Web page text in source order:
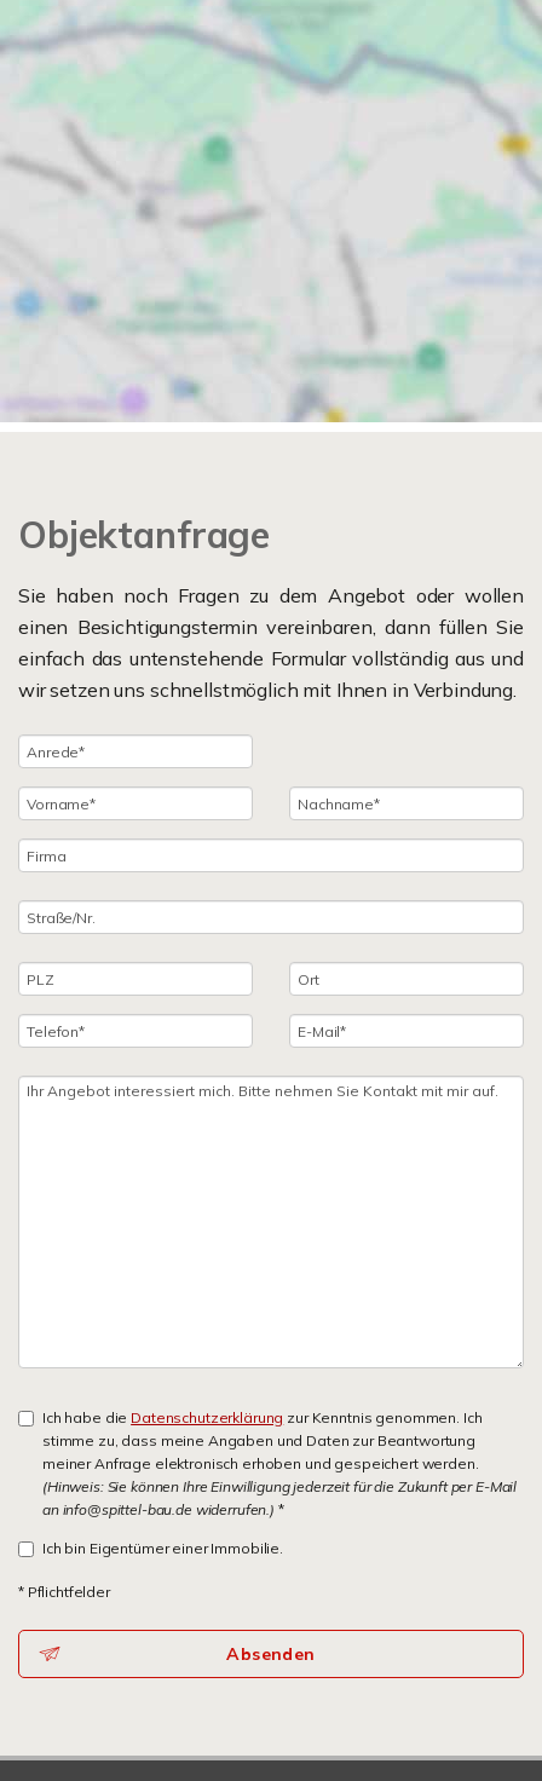
Objektanfrage
Sie haben noch Fragen zu dem Angebot oder wollen
einen Besichtigungstermin vereinbaren, dann füllen Sie
einfach das untenstehende Formular vollständig aus und
wir setzen uns schnellstmöglich mit Ihnen in Verbindung.
Ich habe die Datenschutzerklärung zur Kenntnis genommen. Ich
stimme zu, dass meine Angaben und Daten zur Beantwortung
meiner Anfrage elektronisch erhoben und gespeichert werden.
(Hinweis: Sie können Ihre Einwilligung jederzeit für die Zukunft per E-Mail
an info@spittel-bau.de widerrufen.) *
Ich bin Eigentümer einer Immobilie.
* Pflichtfelder
Absenden